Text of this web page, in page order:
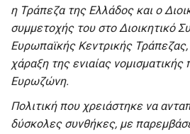
η Τράπεζα της Ελλάδος και ο
συμμετοχής του στο Διοικητικό
Ευρωπαϊκής Κεντρικής
χάραξη της ενιαίας νομισματικής
Ευρωζώνη.
Πολιτική που χρειάστηκε να
δύσκολες συνθήκες, με